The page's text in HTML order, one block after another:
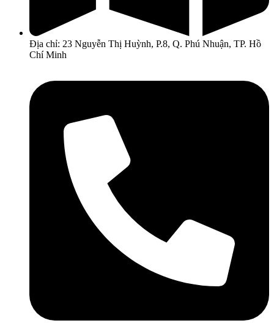
Địa chỉ: 23 Nguyễn Thị Huỳnh, P.8, Q. Phú Nhuận, TP. Hồ
Chí Minh